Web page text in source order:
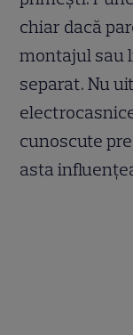
chiar dacă
montajul sau
separat. Nu
cunoscute
asta